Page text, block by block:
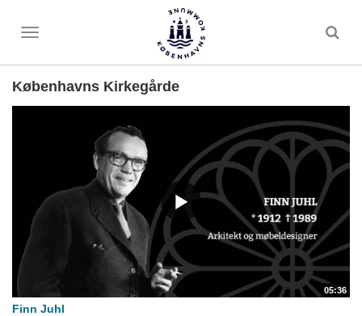
Toggle
Københavns Kirkegårde
05:36
Finn Juhl